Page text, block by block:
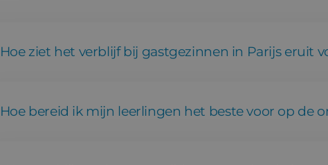
Hoe ziet het verblijf bij gastgezinnen in Parijs eruit
Hoe bereid ik mijn leerlingen het beste voor op de